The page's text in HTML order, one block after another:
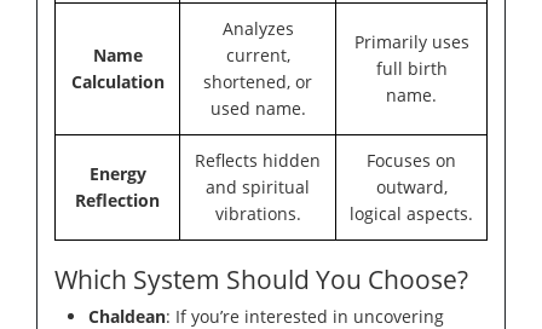
Name
Calculation
Analyzes
current,
shortened, or
used name.
Primarily uses
full birth
name.
Energy
Reflection
Reflects hidden
and spiritual
vibrations.
Focuses on
outward,
logical aspects.
Which System Should You Choose?
Chaldean: If you’re interested in uncovering